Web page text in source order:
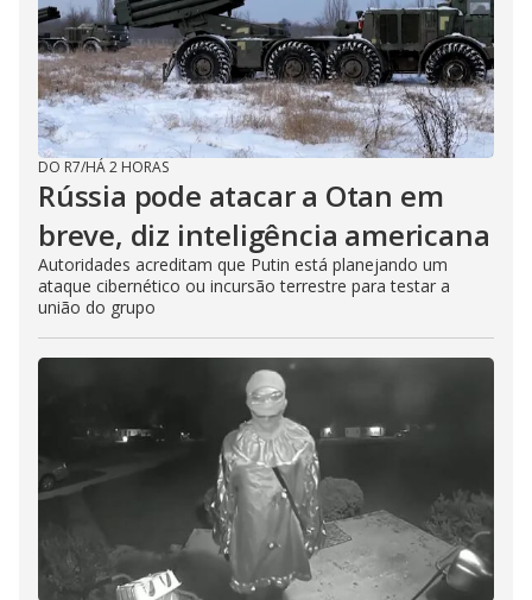
DO R7/HÁ 2 HORAS
Rússia pode atacar a Otan em
breve, diz inteligência americana
Autoridades acreditam que Putin está planejando um
ataque cibernético ou incursão terrestre para testar a
união do grupo